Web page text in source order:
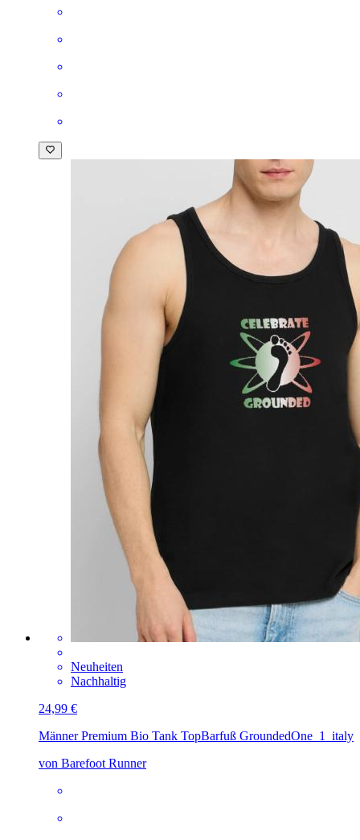
Neuheiten
Nachhaltig
24,99 €
Männer Premium Bio Tank TopBarfuß GroundedOne_1_italy
von Barefoot Runner